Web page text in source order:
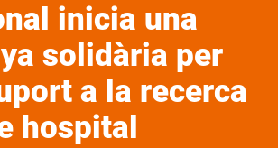
inicia una
solidària per
a la recerca
hospital